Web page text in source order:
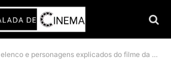
e personagens explicados do filme da Netflix